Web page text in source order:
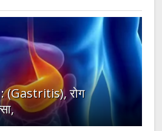
(Gastritis), रोग